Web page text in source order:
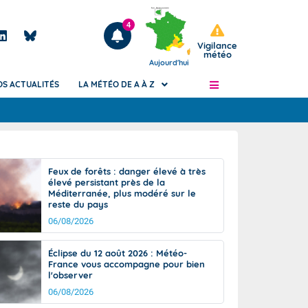
Articles
4
Aujourd'hui
Vigilance
météo
de
Phénomènes dangereux de J+2 à J+7
Avertissement pluies intenses à l'échelle
des communes (Apic)
Bulletins Marine
d'avalanche
Météo des forêts
Vigicrues
ACTUALITÉS LA MÉTÉO DE A À Z
Feux de forêts : danger élevé à très
élevé persistant près de la
Méditerranée, plus modéré sur le
reste du pays
06/08/2026
Éclipse du 12 août 2026 : Météo-
France vous accompagne pour bien
l'observer
06/08/2026